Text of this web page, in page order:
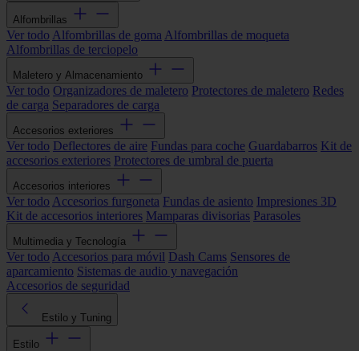
Alfombrillas
Ver todo Alfombrillas de goma Alfombrillas de moqueta
Alfombrillas de terciopelo
Maletero y Almacenamiento
Ver todo Organizadores de maletero Protectores de maletero Redes
de carga Separadores de carga
Accesorios exteriores
Ver todo Deflectores de aire Fundas para coche Guardabarros Kit de
accesorios exteriores Protectores de umbral de puerta
Accesorios interiores
Ver todo Accesorios furgoneta Fundas de asiento Impresiones 3D
Kit de accesorios interiores Mamparas divisorias Parasoles
Multimedia y Tecnología
Ver todo Accesorios para móvil Dash Cams Sensores de
aparcamiento Sistemas de audio y navegación
Accesorios de seguridad
Estilo y Tuning
Estilo